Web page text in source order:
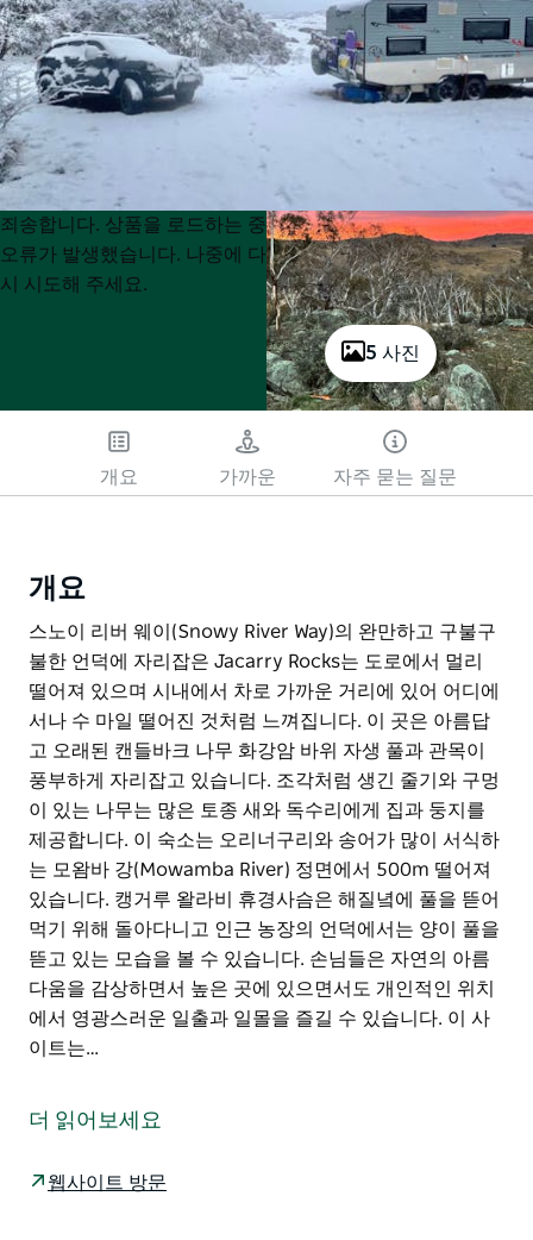
5 사진
Product
List
Product
List
죄송합니다. 상품을 로드하는 중
오류가 발생했습니다. 나중에 다
시 시도해 주세요.
개요 가까운 자주 묻는 질문
개요
스노이 리버 웨이(Snowy River Way)의 완만하고 구불구
불한 언덕에 자리잡은 Jacarry Rocks는 도로에서 멀리
떨어져 있으며 시내에서 차로 가까운 거리에 있어 어디에
서나 수 마일 떨어진 것처럼 느껴집니다. 이 곳은 아름답
고 오래된 캔들바크 나무 화강암 바위 자생 풀과 관목이
풍부하게 자리잡고 있습니다. 조각처럼 생긴 줄기와 구멍
이 있는 나무는 많은 토종 새와 독수리에게 집과 둥지를
제공합니다. 이 숙소는 오리너구리와 송어가 많이 서식하
는 모왐바 강(Mowamba River) 정면에서 500m 떨어져
있습니다. 캥거루 왈라비 휴경사슴은 해질녘에 풀을 뜯어
먹기 위해 돌아다니고 인근 농장의 언덕에서는 양이 풀을
뜯고 있는 모습을 볼 수 있습니다. 손님들은 자연의 아름
다움을 감상하면서 높은 곳에 있으면서도 개인적인 위치
에서 영광스러운 일출과 일몰을 즐길 수 있습니다. 이 사
이트는…
불한 언덕에 자리잡은 Jacarry Rocks는 도로에서 멀리
더 읽어보세요
웹사이트 방문